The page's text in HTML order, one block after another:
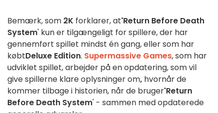
Bemærk, som 2K forklarer, at'Return Before Death
System' kun er tilgængeligt for spillere, der har
gennemført spillet mindst én gang, eller som har
købtDeluxe Edition. Supermassive Games, som har
udviklet spillet, arbejder på en opdatering, som vil
give spillerne klare oplysninger om, hvornår de
kommer tilbage i historien, når de bruger'Return
Before Death System' - sammen med opdaterede